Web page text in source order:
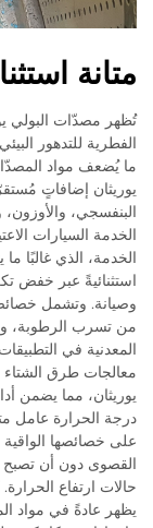
متانة
الفطرية للتدهور
ما يُضعف مواد
يوريثان إضافاتٍ
البنفسجي،
الخدمة السيارات
الخدمة، الذي غالبًا
استثنائيةً عبر خفض
وصيانة. وتشمل
من تسرب الرطوبة،
المعدنية في
معالجات طرق الشتاء
يوريثان، مما يضمن
درجة الحرارة عامل
على خصائصها الواقية
القصوى دون أن
حالات ارتفاع
يظهر عادةً في مواد